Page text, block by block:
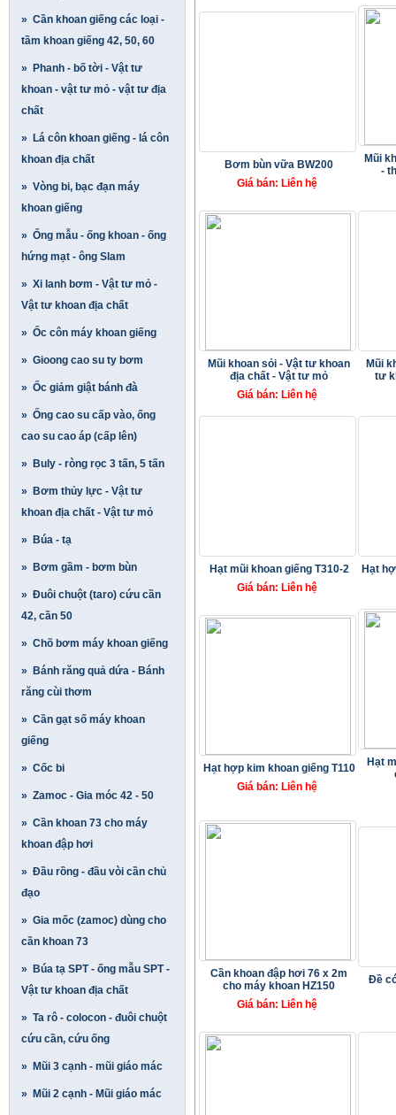
» Cần khoan giếng các loại -
tầm khoan giếng 42, 50, 60
» Phanh - bố tời - Vật tư
khoan - vật tư mỏ - vật tư địa
chất
» Lá côn khoan giếng - lá côn
khoan địa chất
» Vòng bi, bạc đạn máy
khoan giếng
» Ống mẫu - ống khoan - ống
hứng mạt - ông Slam
» Xi lanh bơm - Vật tư mỏ -
Vật tư khoan địa chất
» Ốc côn máy khoan giếng
» Gioong cao su ty bơm
» Ốc giảm giật bánh đà
» Ống cao su cấp vào, ống
cao su cao áp (cấp lên)
» Buly - ròng rọc 3 tấn, 5 tấn
» Bơm thủy lực - Vật tư
khoan địa chất - Vật tư mỏ
» Búa - tạ
» Bơm gầm - bơm bùn
» Đuôi chuột (taro) cứu cần
42, cần 50
» Chõ bơm máy khoan giếng
» Bánh răng quả dứa - Bánh
răng cùi thơm
» Cần gạt số máy khoan
giếng
» Cốc bi
» Zamoc - Gia móc 42 - 50
» Cần khoan 73 cho máy
khoan đập hơi
» Đầu rồng - đầu vòi cần chủ
đạo
» Gia mốc (zamoc) dùng cho
cần khoan 73
» Búa tạ SPT - ống mẫu SPT -
Vật tư khoan địa chất
» Ta rô - colocon - đuôi chuột
cứu cần, cứu ống
» Mũi 3 cạnh - mũi giáo mác
» Mũi 2 cạnh - Mũi giáo mác
Bơm bùn vữa BW200
Giá bán: Liên hệ
Mũi
-
Mũi khoan sỏi - Vật tư khoan
địa chất - Vật tư mỏ
Giá bán: Liên hệ
Mũi
tư
Hạt mũi khoan giếng T310-2
Giá bán: Liên hệ
Hạt
Hạt hợp kim khoan giếng T110
Giá bán: Liên hệ
Hạt
Cần khoan đập hơi 76 x 2m
cho máy khoan HZ150
Giá bán: Liên hệ
Đề